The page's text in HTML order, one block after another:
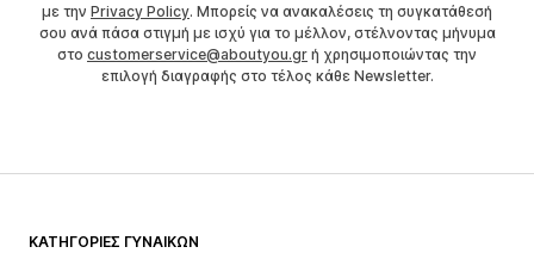
με την Privacy Policy. Μπορείς να ανακαλέσεις τη συγκατάθεσή
σου ανά πάσα στιγμή με ισχύ για το μέλλον, στέλνοντας μήνυμα
στο customerservice@aboutyou.gr ή χρησιμοποιώντας την
επιλογή διαγραφής στο τέλος κάθε Newsletter.
ΚΑΤΗΓΟΡΊΕΣ ΓΥΝΑΙΚΏΝ